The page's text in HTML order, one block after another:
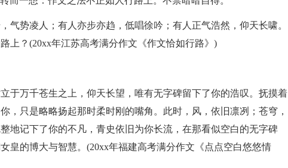
气势凌人；有人亦步亦趋，低唱徐吟；有人正气浩然，仰天长啸。
上？(20xx年江苏高考满分作文《作文恰如行路》)
于万千苍生之上，仰天长望，唯有无字碑留下了你的浩叹。抚摸着
，只是略略扬起那时柔时刚的嘴角。此时，风，依旧凛冽；苍穹，
地记下了你的不凡，青史依旧为你长流，在那看似空白的无字碑
皇的博大与智慧。(20xx年福建高考满分作文《点点空白悠悠情